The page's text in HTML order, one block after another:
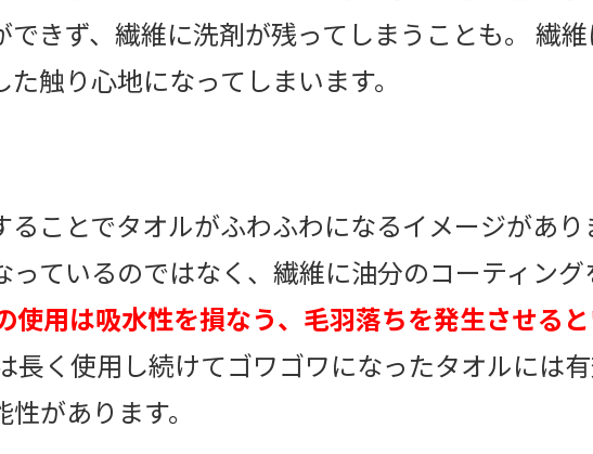
できず、繊維に洗剤が残ってしまうことも。 繊
触り心地になってしまいます。
ることでタオルがふわふわになるイメージがあ
っているのではなく、繊維に油分のコーティン
使用は吸水性を損なう、毛羽落ちを発生させる
長く使用し続けてゴワゴワになったタオルには
があります。